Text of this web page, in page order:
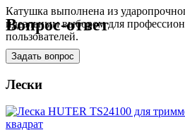
Катушка выполнена из
идеальным выбором для
пользователей.
Вопрос-ответ
Задать вопрос
Лески